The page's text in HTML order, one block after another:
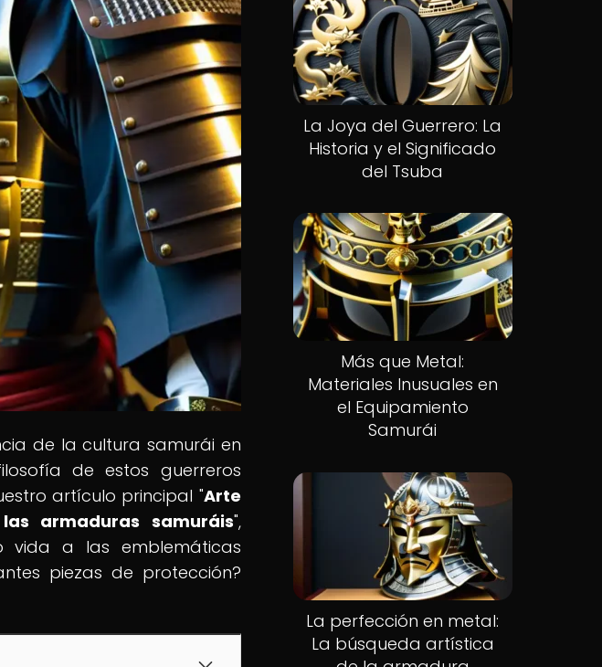
de la cultura samurái en
de estos guerreros
artículo principal "Arte
armaduras samuráis",
vida a las emblemáticas
piezas de protección?
La Joya del Guerrero: La
Historia y el Significado
del Tsuba
Más que Metal:
Materiales Inusuales en
el Equipamiento
Samurái
La perfección en metal:
La búsqueda artística